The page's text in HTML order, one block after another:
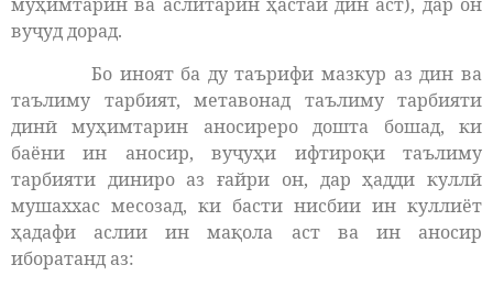
вуҷуд дорад.
Бо иноят ба ду таърифи мазкур аз дин ва
таълиму тарбият, метавонад таълиму тарбияти
динӣ муҳимтарин аносиреро дошта бошад, ки
баёни ин аносир, вуҷуҳи ифтироқи таълиму
тарбияти диниро аз ғайри он, дар ҳадди куллӣ
мушаххас месозад, ки басти нисбии ин куллиёт
ҳадафи аслии ин мақола аст ва ин аносир
иборатанд аз: